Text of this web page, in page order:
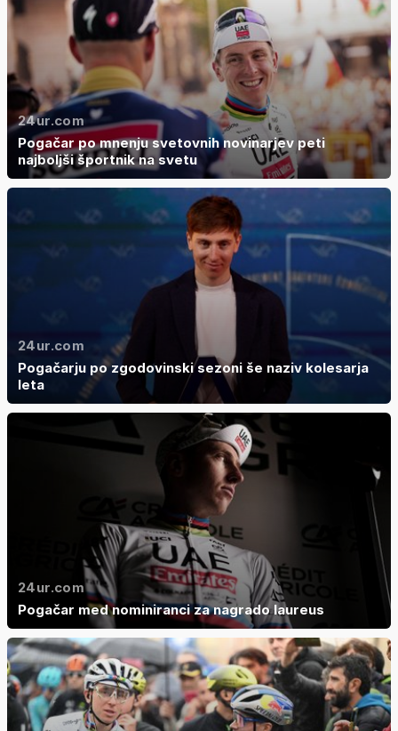
24ur.com
Pogačar po mnenju svetovnih novinarjev peti
najboljši športnik na svetu
24ur.com
Pogačarju po zgodovinski sezoni še naziv kolesarja
leta
24ur.com
Pogačar med nominiranci za nagrado laureus